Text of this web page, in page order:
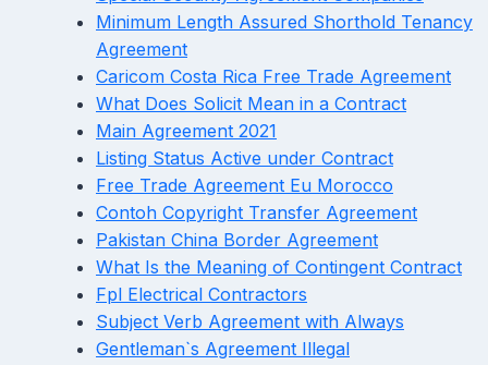
Minimum Length Assured Shorthold Tenancy
Agreement
Caricom Costa Rica Free Trade Agreement
What Does Solicit Mean in a Contract
Main Agreement 2021
Listing Status Active under Contract
Free Trade Agreement Eu Morocco
Contoh Copyright Transfer Agreement
Pakistan China Border Agreement
What Is the Meaning of Contingent Contract
Fpl Electrical Contractors
Subject Verb Agreement with Always
Gentleman`s Agreement Illegal